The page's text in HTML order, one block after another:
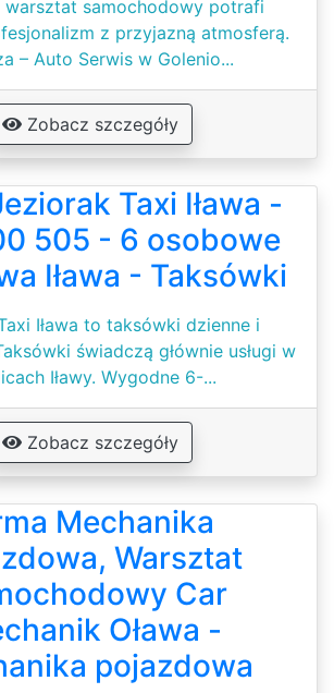
warsztat samochodowy potrafi
z przyjazną atmosferą.
– Auto Serwis w Golenio...
Zobacz szczegóły
Taxi Iława -
505 - 6 osobowe
Iława - Taksówki
Iława to taksówki dzienne i
świadczą głównie usługi w
Iławy. Wygodne 6-...
Zobacz szczegóły
Mechanika
Warsztat
Car
Oława -
pojazdowa